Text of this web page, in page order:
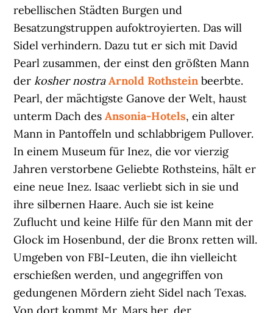
rebellischen Städten Burgen und
Besatzungstruppen aufoktroyierten. Das will
Sidel verhindern. Dazu tut er sich mit David
Pearl zusammen, der einst den größten Mann
derkosher nostra Arnold Rothstein beerbte.
Pearl, der mächtigste Ganove der Welt, haust
unterm Dach desAnsonia-Hotels, ein alter
Mann in Pantoffeln und schlabbrigem Pullover.
In einem Museum für Inez, die vor vierzig
Jahren verstorbene Geliebte Rothsteins, hält er
eine neue Inez. Isaac verliebt sich in sie und
ihre silbernen Haare. Auch sie ist keine
Zuflucht und keine Hilfe für den Mann mit der
Glock im Hosenbund, der die Bronx retten will.
Umgeben von FBI-Leuten, die ihn vielleicht
erschießen werden, und angegriffen von
gedungenen Mördern zieht Sidel nach Texas.
Von dort kommt Mr. Mars her, der